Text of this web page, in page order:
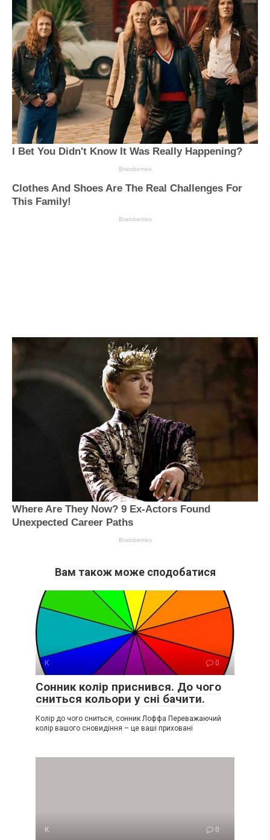
Вам також може сподобатися
К 0
Сонник колір приснився. До чого
сниться кольори у сні бачити.
Колір до чого сниться, сонник Лоффа Переважаючий
колір вашого сновидіння – це ваші приховані
К 0